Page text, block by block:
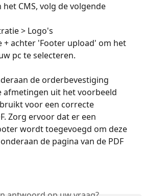
CMS, volg de volgende
> Logo's
+ achter 'Footer upload' om het
pc te selecteren.
de orderbevestiging
afmetingen uit het voorbeeld
voor een correcte
Zorg ervoor dat er een
wordt toegevoegd om deze
de pagina van de PDF